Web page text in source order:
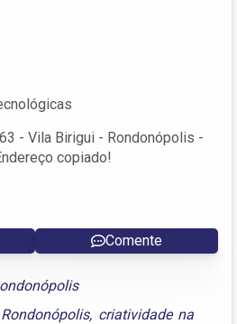
- Vila Birigui - Rondonópolis -
copiado!
Comente
, criatividade na